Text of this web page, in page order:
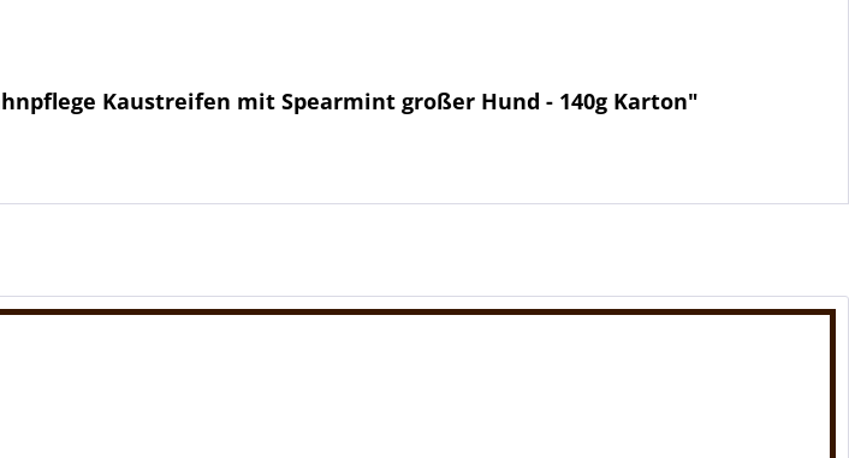
Kaustreifen mit Spearmint großer Hund - 140g Karton"